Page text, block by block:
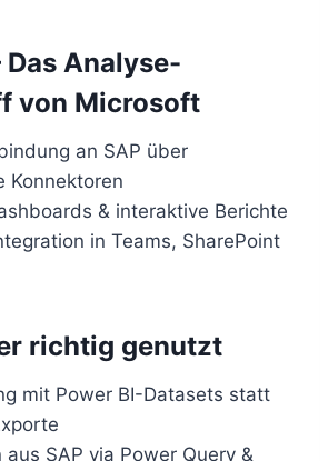
Das Analyse-
von Microsoft
an SAP über
Konnektoren
& interaktive Berichte
in Teams, SharePoint
richtig genutzt
mit Power BI-Datasets statt
SAP via Power Query &